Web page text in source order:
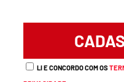
LI E CONCORDO COM OS